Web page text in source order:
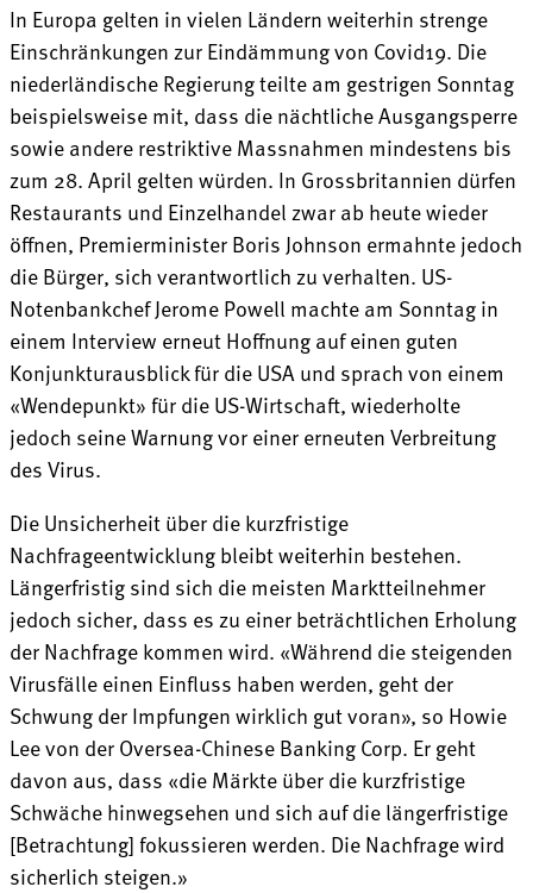
In Europa gelten in vielen Ländern weiterhin strenge
Einschränkungen zur Eindämmung von Covid19. Die
niederländische Regierung teilte am gestrigen Sonntag
beispielsweise mit, dass die nächtliche Ausgangsperre
sowie andere restriktive Massnahmen mindestens bis
zum 28. April gelten würden. In Grossbritannien dürfen
Restaurants und Einzelhandel zwar ab heute wieder
öffnen, Premierminister Boris Johnson ermahnte jedoch
die Bürger, sich verantwortlich zu verhalten. US-
Notenbankchef Jerome Powell machte am Sonntag in
einem Interview erneut Hoffnung auf einen guten
Konjunkturausblick für die USA und sprach von einem
«Wendepunkt» für die US-Wirtschaft, wiederholte
jedoch seine Warnung vor einer erneuten Verbreitung
des Virus.
Die Unsicherheit über die kurzfristige
Nachfrageentwicklung bleibt weiterhin bestehen.
Längerfristig sind sich die meisten Marktteilnehmer
jedoch sicher, dass es zu einer beträchtlichen Erholung
der Nachfrage kommen wird. «Während die steigenden
Virusfälle einen Einfluss haben werden, geht der
Schwung der Impfungen wirklich gut voran», so Howie
Lee von der Oversea-Chinese Banking Corp. Er geht
davon aus, dass «die Märkte über die kurzfristige
Schwäche hinwegsehen und sich auf die längerfristige
[Betrachtung] fokussieren werden. Die Nachfrage wird
sicherlich steigen.»